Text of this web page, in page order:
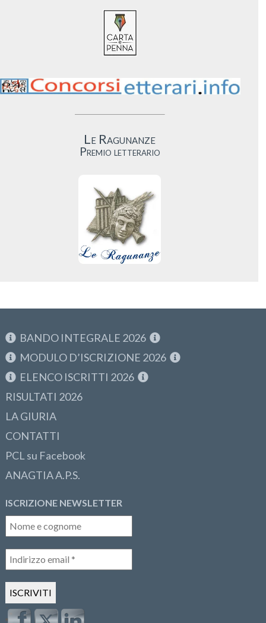
Le Ragunanze
Premio letterario
BANDO INTEGRALE 2026
MODULO D’ISCRIZIONE 2026
ELENCO ISCRITTI 2026
RISULTATI 2026
LA GIURIA
CONTATTI
PCL su Facebook
ANAGTIA A.P.S.
ISCRIZIONE NEWSLETTER